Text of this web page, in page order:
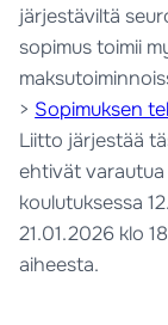
järjestäviltä
sopimus toimii
> Sopimuksen
Liitto järjestää
ehtivät varautua
koulutuksessa
21.01.2026 klo
aiheesta.